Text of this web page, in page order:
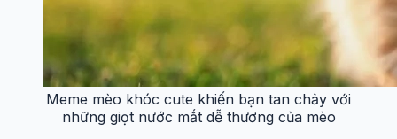
Meme mèo khóc cute khiến bạn tan chảy với
những giọt nước mắt dễ thương của mèo